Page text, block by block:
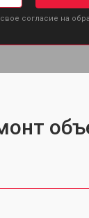
согласие на